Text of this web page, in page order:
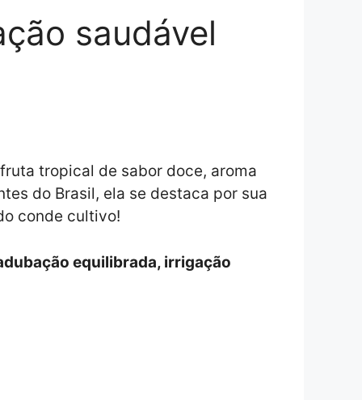
saudável
tropical de sabor doce, aroma
do Brasil, ela se destaca por sua
conde cultivo!
equilibrada, irrigação